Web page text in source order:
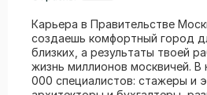
Карьера в Правительстве
создаешь комфортный город
близких, а результаты твоей
жизнь миллионов москвичей.
000 специалистов: стажеры и